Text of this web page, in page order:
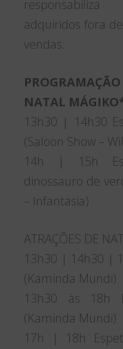
adquiridos fora
vendas.
NATAL
13h30 | 14h30
(Saloon Show –
14h | 15h
dinossauro de
– Infantasia)
ATRAÇÕES DE
13h30 | 14h30 |
(Kaminda Mundi)
13h30 às 18h
(Kaminda Mundi)
17h | 18h